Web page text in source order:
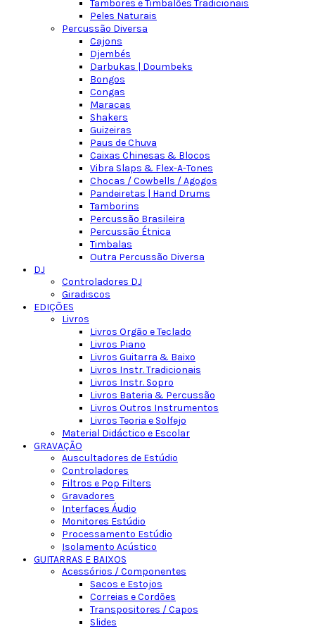
Tambores e Timbalões Tradicionais
Peles Naturais
Percussão Diversa
Cajons
Djembés
Darbukas | Doumbeks
Bongos
Congas
Maracas
Shakers
Guizeiras
Paus de Chuva
Caixas Chinesas & Blocos
Vibra Slaps & Flex-A-Tones
Chocas / Cowbells / Agogos
Pandeiretas | Hand Drums
Tamborins
Percussão Brasileira
Percussão Étnica
Timbalas
Outra Percussão Diversa
DJ
Controladores DJ
Giradiscos
EDIÇÕES
Livros
Livros Orgão e Teclado
Livros Piano
Livros Guitarra & Baixo
Livros Instr. Tradicionais
Livros Instr. Sopro
Livros Bateria & Percussão
Livros Outros Instrumentos
Livros Teoria e Solfejo
Material Didáctico e Escolar
GRAVAÇÃO
Auscultadores de Estúdio
Controladores
Filtros e Pop Filters
Gravadores
Interfaces Áudio
Monitores Estúdio
Processamento Estúdio
Isolamento Acústico
GUITARRAS E BAIXOS
Acessórios / Componentes
Sacos e Estojos
Correias e Cordões
Transpositores / Capos
Slides